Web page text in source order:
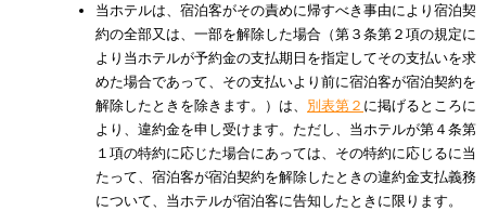
当ホテルは、宿泊客がその責めに帰すべき事由により宿泊契
約の全部又は、一部を解除した場合（第３条第２項の規定に
より当ホテルが予約金の支払期日を指定してその支払いを求
めた場合であって、その支払いより前に宿泊客が宿泊契約を
解除したときを除きます。）は、 別表第２ に掲げるところに
より、違約金を申し受けます。ただし、当ホテルが第４条第
１項の特約に応じた場合にあっては、その特約に応じるに当
たって、宿泊客が宿泊契約を解除したときの違約金支払義務
について、当ホテルが宿泊客に告知したときに限ります。